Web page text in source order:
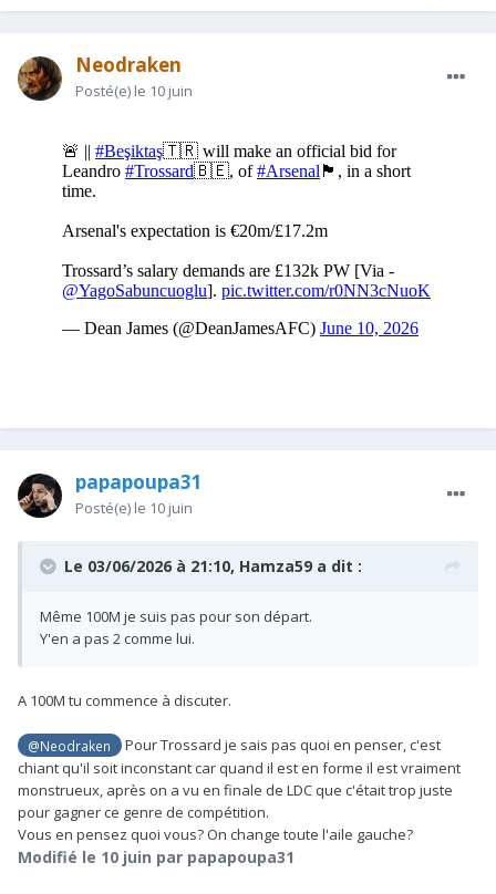
Neodraken
Posté(e) le 10 juin
papapoupa31
Posté(e) le 10 juin
Le 03/06/2026 à 21:10, Hamza59 a dit :
Même 100M je suis pas pour son départ.
Y'en a pas 2 comme lui.
A 100M tu commence à discuter.
@Neodraken
Pour Trossard je sais pas quoi en penser, c'est
chiant qu'il soit inconstant car quand il est en forme il est vraiment
monstrueux, après on a vu en finale de LDC que c'était trop juste
pour gagner ce genre de compétition.
Vous en pensez quoi vous? On change toute l'aile gauche?
Modifié le 10 juin par papapoupa31